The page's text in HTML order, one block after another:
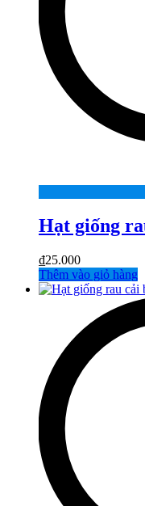
Hạt giống
₫25.000
Thêm vào giỏ hàng